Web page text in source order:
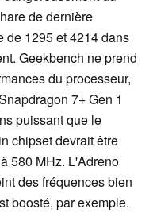
de dernière
de 1295 et 4214 dans
Geekbench ne prend
du processeur,
7+ Gen 1
puissant que le
chipset devrait être
580 MHz. L'Adreno
des fréquences bien
boosté, par exemple.